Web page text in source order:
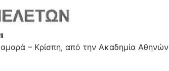
– Κρίσπη, από την Ακαδημία Αθηνών